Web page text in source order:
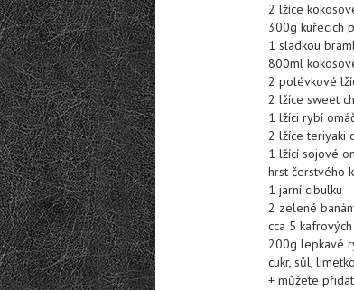
2 lžíce
300g kuřecích
1 sladkou
800ml
2 polévkové
2 lžíce sweet
1 lžíci rybí
2 lžíce teriyaki
1 lžící sojové
hrst čerstvého
1 jarní cibulku
2 zelené
cca 5
200g lepkavé
cukr, sůl,
+ můžete